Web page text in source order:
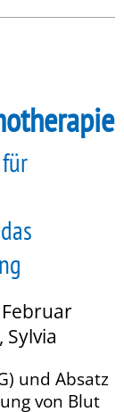
und Absatz
von Blut